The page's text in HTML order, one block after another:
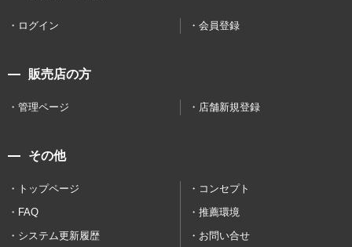
ログイン 会員登録
販売店の方
管理ページ 店舗新規登録
その他
トップページ
コンセプト
FAQ
推薦環境
システム更新履歴
お問い合せ